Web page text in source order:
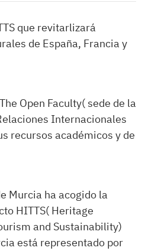
que revitarlizará
de España, Francia y
Open Faculty( sede de la
Internacionales
recursos académicos y de
Murcia ha acogido la
HITTS( Heritage
and Sustainability)
está representado por